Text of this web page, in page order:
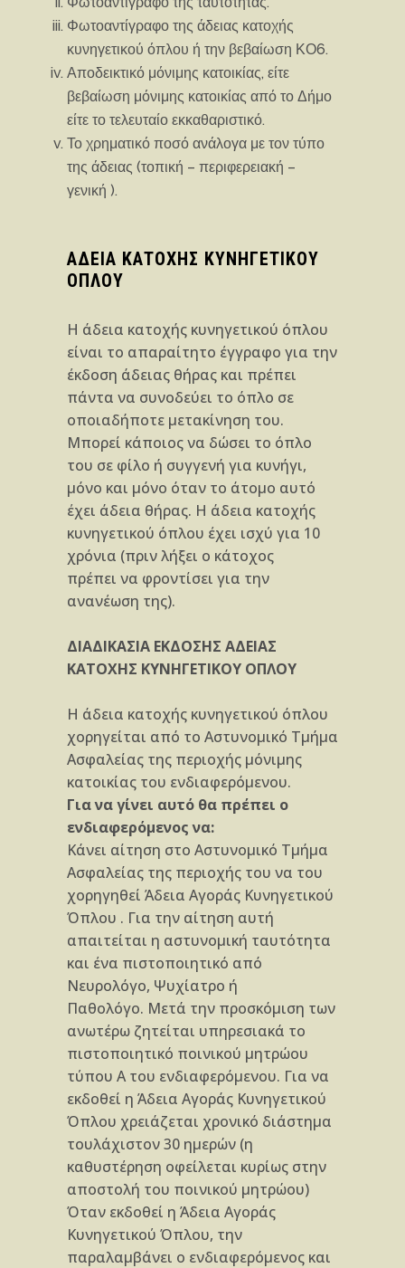
Φωτοαντίγραφο της άδειας κατοχής
κυνηγετικού όπλου ή την βεβαίωση ΚΟ6.
Αποδεικτικό μόνιμης κατοικίας, είτε
βεβαίωση μόνιμης κατοικίας από το Δήμο
είτε το τελευταίο εκκαθαριστικό.
Το χρηματικό ποσό ανάλογα με τον τύπο
της άδειας (τοπική – περιφερειακή –
γενική ).
ΑΔΕΙΑ ΚΑΤΟΧΗΣ ΚΥΝΗΓΕΤΙΚΟΥ
ΟΠΛΟΥ
Η άδεια κατοχής κυνηγετικού όπλου
είναι το απαραίτητο έγγραφο για την
έκδοση άδειας θήρας και πρέπει
πάντα να συνοδεύει το όπλο σε
οποιαδήποτε μετακίνηση του.
Μπορεί κάποιος να δώσει το όπλο
του σε φίλο ή συγγενή για κυνήγι,
μόνο και μόνο όταν το άτομο αυτό
έχει άδεια θήρας. Η άδεια κατοχής
κυνηγετικού όπλου έχει ισχύ για 10
χρόνια (πριν λήξει ο κάτοχος
πρέπει να φροντίσει για την
ανανέωση της).
ΔΙΑΔΙΚΑΣΙΑ ΕΚΔΟΣΗΣ ΑΔΕΙΑΣ
ΚΑΤΟΧΗΣ ΚΥΝΗΓΕΤΙΚΟΥ ΟΠΛΟΥ
Η άδεια κατοχής κυνηγετικού όπλου
χορηγείται από το Αστυνομικό Τμήμα
Ασφαλείας της περιοχής μόνιμης
κατοικίας του ενδιαφερόμενου.
Για να γίνει αυτό θα πρέπει ο
ενδιαφερόμενος να:
Κάνει αίτηση στο Αστυνομικό Τμήμα
Ασφαλείας της περιοχής του να του
χορηγηθεί Άδεια Αγοράς Κυνηγετικού
Όπλου . Για την αίτηση αυτή
απαιτείται η αστυνομική ταυτότητα
και ένα πιστοποιητικό από
Νευρολόγο, Ψυχίατρο ή
Παθολόγο. Μετά την προσκόμιση των
ανωτέρω ζητείται υπηρεσιακά το
πιστοποιητικό ποινικού μητρώου
τύπου Α του ενδιαφερόμενου. Για να
εκδοθεί η Άδεια Αγοράς Κυνηγετικού
Όπλου χρειάζεται χρονικό διάστημα
τουλάχιστον 30 ημερών (η
καθυστέρηση οφείλεται κυρίως στην
αποστολή του ποινικού μητρώου)
Όταν εκδοθεί η Άδεια Αγοράς
Κυνηγετικού Όπλου, την
παραλαμβάνει ο ενδιαφερόμενος και